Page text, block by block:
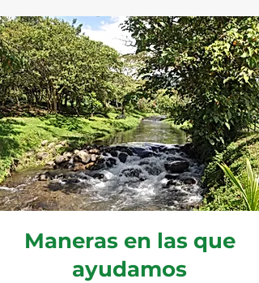
Maneras en las que
ayudamos